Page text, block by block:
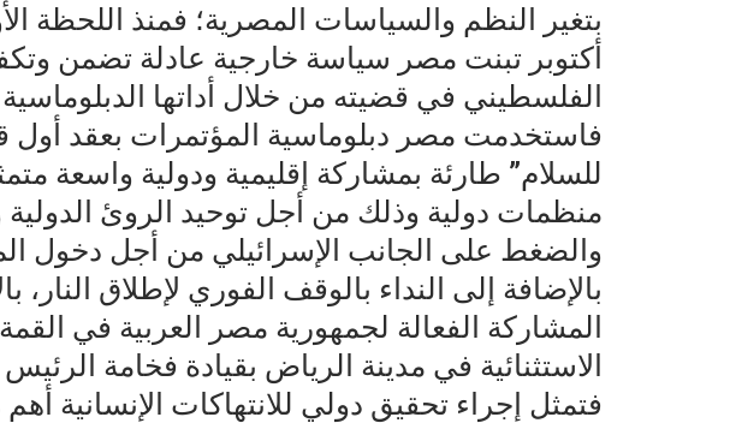
أكتوبر تبنت مصر سياسة خارجية عادلة تضمن
الفلسطيني في قضيته من خلال أداتها
فاستخدمت مصر دبلوماسية المؤتمرات بعقد أول
منظمات دولية وذلك من أجل توحيد الروئ
والضغط على الجانب الإسرائيلي من أجل دخول
بالإضافة إلى النداء بالوقف الفوري لإطلاق النار،
المشاركة الفعالة لجمهورية مصر العربية في القمة
الاستثنائية في مدينة الرياض بقيادة فخامة
فتمثل إجراء تحقيق دولي للانتهاكات الإنسانية